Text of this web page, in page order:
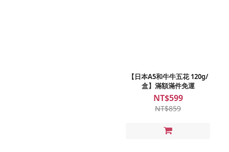
【日本A5和牛牛五花 120g/
盒】滿額滿件免運
NT$599
NT$859